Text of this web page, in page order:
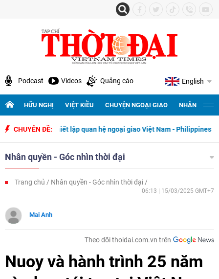
Podcast Videos Quảng cáo English
HỮU NGHỊ VIỆT KIỀU CHUYỆN NGOẠI GIAO NHÂN
CHUYÊN ĐỀ:
thiết lập quan hệ ngoại giao Việt Nam - Philippines 500
Nhân quyền - Góc nhìn thời đại
Trang chủ Nhân quyền - Góc nhìn thời đại
06:13 | 15/03/2025 GMT+7
Mai Anh
Theo dõi thoidai.com.vn trên
Nuoy và hành trình 25 năm